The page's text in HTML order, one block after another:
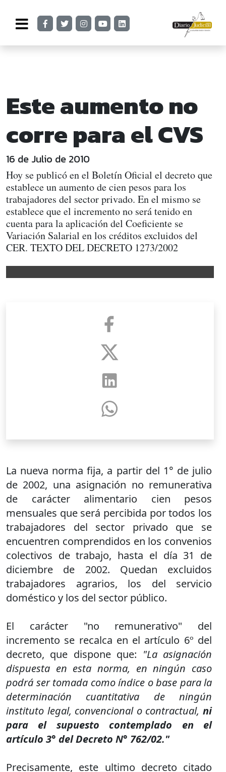
Este aumento no
corre para el CVS
16 de Julio de 2010
Hoy se publicó en el Boletín Oficial el decreto que
establece un aumento de cien pesos para los
trabajadores del sector privado. En el mismo se
establece que el incremento no será tenido en
cuenta para la aplicación del Coeficiente se
Variación Salarial en los créditos excluidos del
CER. TEXTO DEL DECRETO 1273/2002
La nueva norma fija, a partir del 1° de julio
de 2002, una asignación no remunerativa
de carácter alimentario cien pesos
mensuales que será percibida por todos los
trabajadores del sector privado que se
encuentren comprendidos en los convenios
colectivos de trabajo, hasta el día 31 de
diciembre de 2002. Quedan excluidos
trabajadores agrarios, los del servicio
doméstico y los del sector público.
El carácter "no remunerativo" del
incremento se recalca en el artículo 6º del
decreto, que dispone que: "La asignación
dispuesta en esta norma, en ningún caso
podrá ser tomada como índice o base para la
determinación cuantitativa de ningún
instituto legal, convencional o contractual, ni
para el supuesto contemplado en el
artículo 3° del Decreto N° 762/02."
Precisamente, este ultimo decreto citado